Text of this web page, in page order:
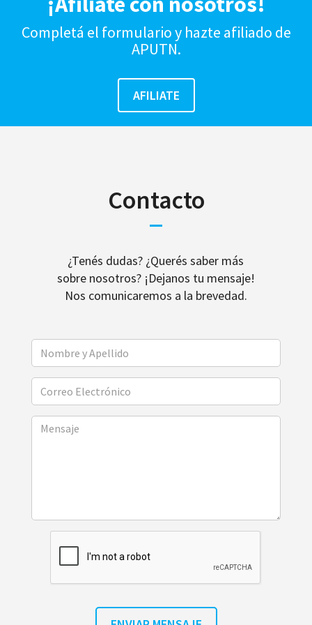
Completá el formulario y hazte afiliado de
APUTN.
Contacto
¿Tenés dudas? ¿Querés saber más
sobre nosotros? ¡Dejanos tu mensaje!
Nos comunicaremos a la brevedad.